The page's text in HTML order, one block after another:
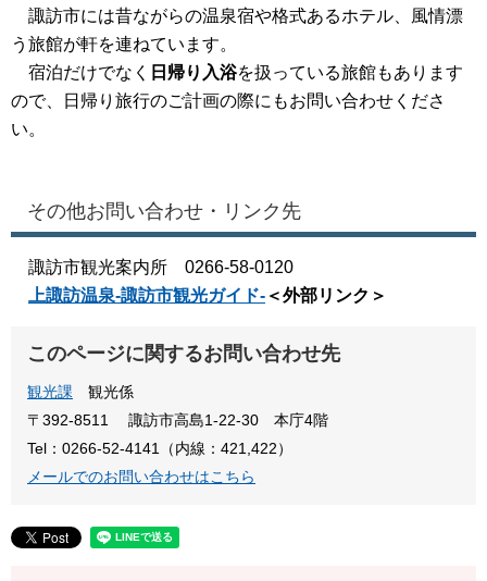
諏訪市には昔ながらの温泉宿や格式あるホテル、風情漂
う旅館が軒を連ねています。
宿泊だけでなく 日帰り入浴を扱っている旅館もあります
ので、日帰り旅行のご計画の際にもお問い合わせくださ
い。
その他お問い合わせ・リンク先
諏訪市観光案内所 0266-58-0120
上諏訪温泉-諏訪市観光ガイド- ＜外部リンク＞
このページに関するお問い合わせ先
観光課
観光係
〒392-8511
諏訪市高島1-22-30 本庁4階
Tel：0266-52-4141（内線：421,422）
メールでのお問い合わせはこちら